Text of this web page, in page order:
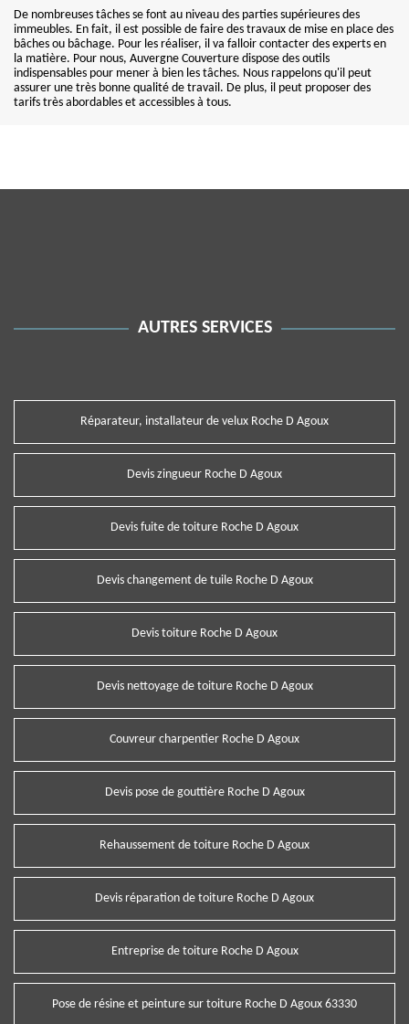
De nombreuses tâches se font au niveau des parties supérieures des
immeubles. En fait, il est possible de faire des travaux de mise en place des
bâches ou bâchage. Pour les réaliser, il va falloir contacter des experts en
la matière. Pour nous, Auvergne Couverture dispose des outils
indispensables pour mener à bien les tâches. Nous rappelons qu'il peut
assurer une très bonne qualité de travail. De plus, il peut proposer des
tarifs très abordables et accessibles à tous.
AUTRES SERVICES
Réparateur, installateur de velux Roche D Agoux
Devis zingueur Roche D Agoux
Devis fuite de toiture Roche D Agoux
Devis changement de tuile Roche D Agoux
Devis toiture Roche D Agoux
Devis nettoyage de toiture Roche D Agoux
Couvreur charpentier Roche D Agoux
Devis pose de gouttière Roche D Agoux
Rehaussement de toiture Roche D Agoux
Devis réparation de toiture Roche D Agoux
Entreprise de toiture Roche D Agoux
Pose de résine et peinture sur toiture Roche D Agoux 63330